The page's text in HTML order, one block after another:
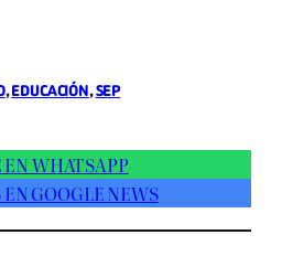
, EDUCACIÓN, SEP
WHATSAPP
GOOGLE NEWS